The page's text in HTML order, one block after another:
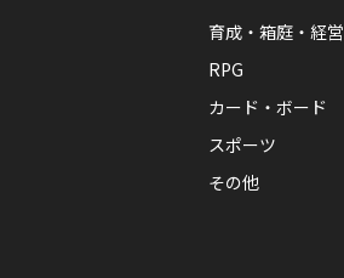
育成・箱庭・経営
RPG
カード・ボード
スポーツ
その他